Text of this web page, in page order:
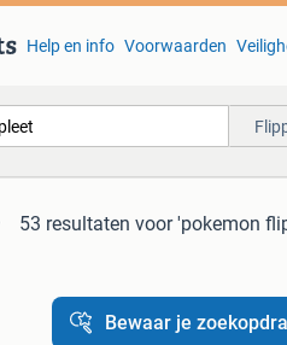
Help en info Voorwaarden
53 resultaten voor 'pokemon
Bewaar je